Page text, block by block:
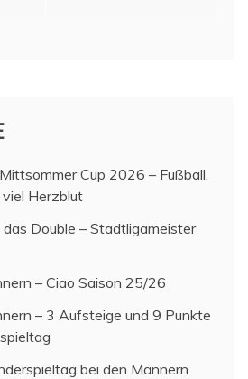
Cup 2026 – Fußball,
Herzblut
das Double – Stadtligameister
– Ciao Saison 25/26
– 3 Aufsteige und 9 Punkte
bei den Männern